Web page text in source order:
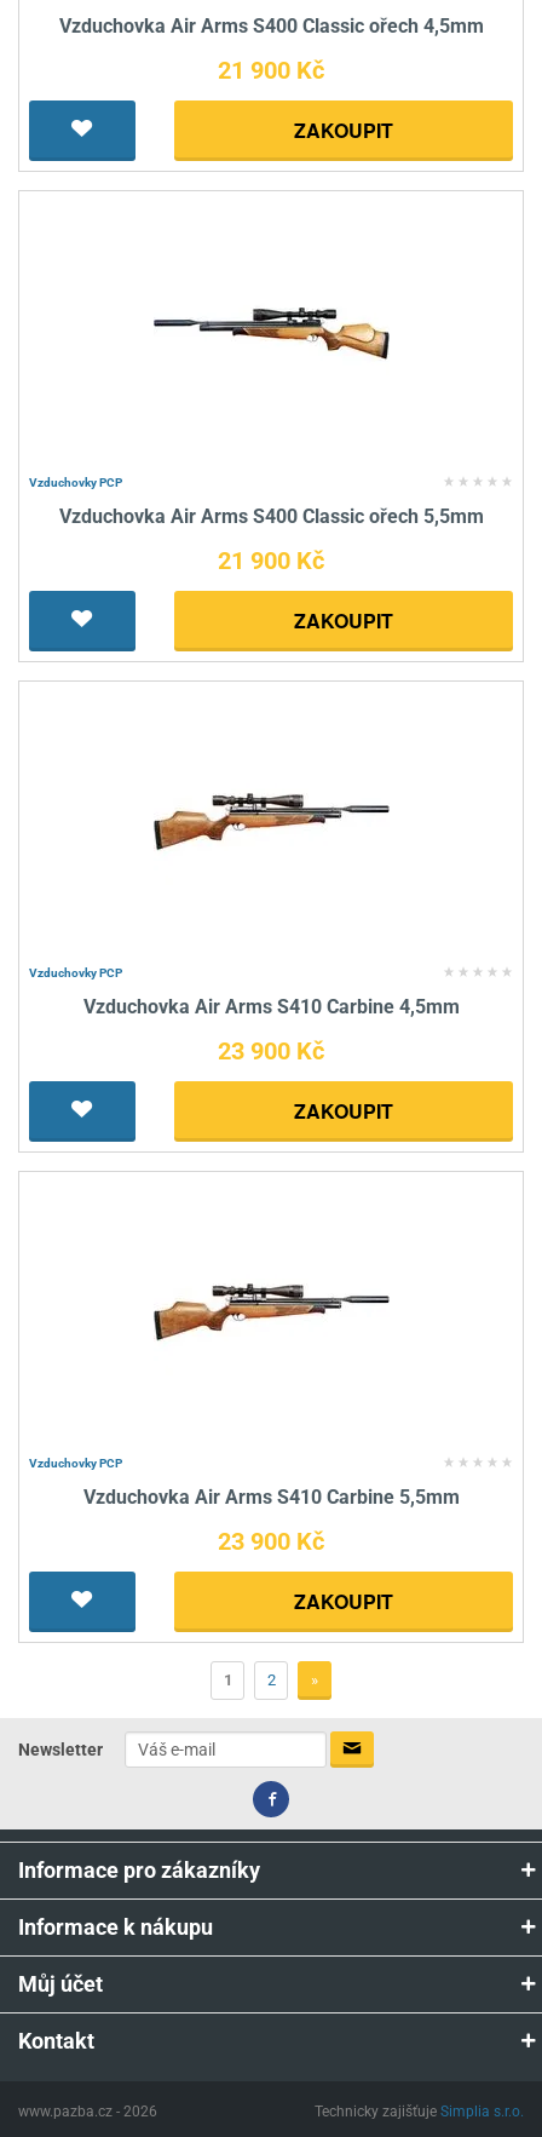
Vzduchovka Air Arms S400 Classic ořech 4,5mm
21 900 Kč
ZAKOUPIT
Vzduchovky PCP
Vzduchovka Air Arms S400 Classic ořech 5,5mm
21 900 Kč
ZAKOUPIT
Vzduchovky PCP
Vzduchovka Air Arms S410 Carbine 4,5mm
23 900 Kč
ZAKOUPIT
Vzduchovky PCP
Vzduchovka Air Arms S410 Carbine 5,5mm
23 900 Kč
ZAKOUPIT
1 2 »
Newsletter
Informace pro zákazníky
Informace k nákupu
Můj účet
Kontakt
Technicky zajišťuje Simplia s.r.o.
www.pazba.cz - 2026